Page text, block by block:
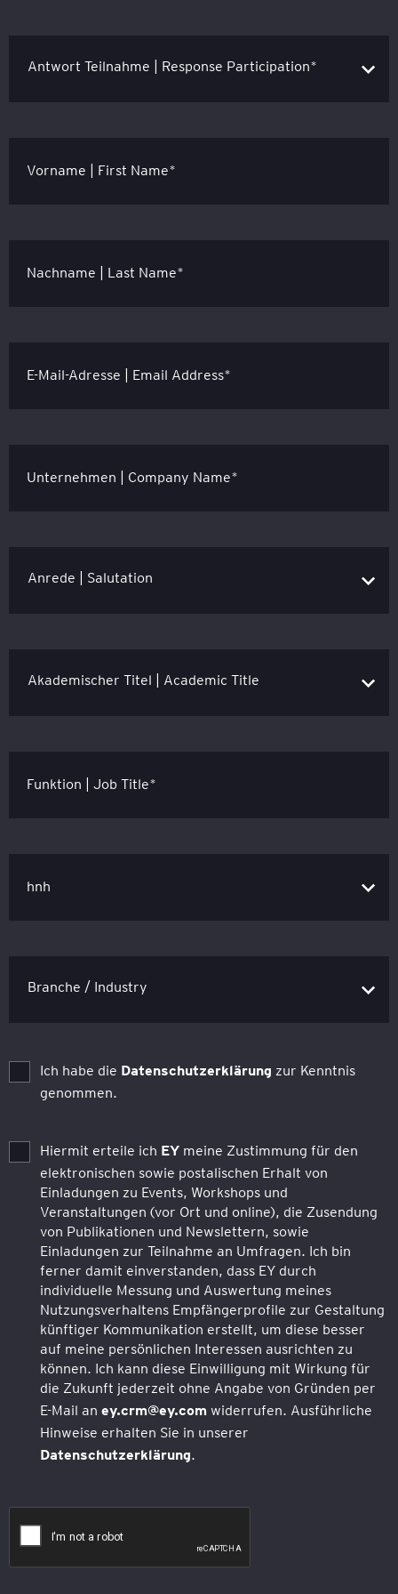
Vorname | First Name*
Nachname | Last Name*
E-Mail-Adresse | Email Address*
Unternehmen | Company Name*
Funktion | Job Title*
hnh
Ich habe die Datenschutzerklärung zur Kenntnis
genommen.
Hiermit erteile ich EY meine Zustimmung für den
elektronischen sowie postalischen Erhalt von
Einladungen zu Events, Workshops und
Veranstaltungen (vor Ort und online), die Zusendung
von Publikationen und Newslettern, sowie
Einladungen zur Teilnahme an Umfragen. Ich bin
ferner damit einverstanden, dass EY durch
individuelle Messung und Auswertung meines
Nutzungsverhaltens Empfängerprofile zur Gestaltung
künftiger Kommunikation erstellt, um diese besser
auf meine persönlichen Interessen ausrichten zu
können. Ich kann diese Einwilligung mit Wirkung für
die Zukunft jederzeit ohne Angabe von Gründen per
E-Mail an ey.crm@ey.com widerrufen. Ausführliche
Hinweise erhalten Sie in unserer
Datenschutzerklärung.